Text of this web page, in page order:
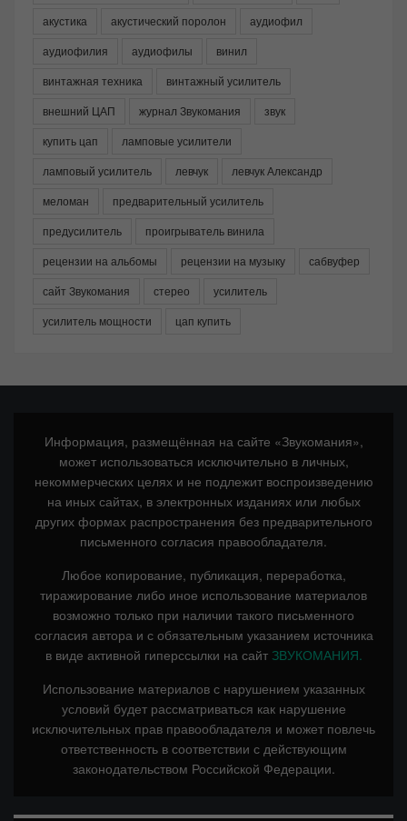
акустика
акустический поролон
аудиофил
аудиофилия
аудиофилы
винил
винтажная техника
винтажный усилитель
внешний ЦАП
журнал Звукомания
звук
купить цап
ламповые усилители
ламповый усилитель
левчук
левчук Александр
меломан
предварительный усилитель
предусилитель
проигрыватель винила
рецензии на альбомы
рецензии на музыку
сабвуфер
сайт Звукомания
стерео
усилитель
усилитель мощности
цап купить
Информация, размещённая на сайте «Звукомания»,
может использоваться исключительно в личных,
некоммерческих целях и не подлежит воспроизведению
на иных сайтах, в электронных изданиях или любых
других формах распространения без предварительного
письменного согласия правообладателя.
Любое копирование, публикация, переработка,
тиражирование либо иное использование материалов
возможно только при наличии такого письменного
согласия автора и с обязательным указанием источника
в виде активной гиперссылки на сайт ЗВУКОМАНИЯ.
Использование материалов с нарушением указанных
условий будет рассматриваться как нарушение
исключительных прав правообладателя и может повлечь
ответственность в соответствии с действующим
законодательством Российской Федерации.